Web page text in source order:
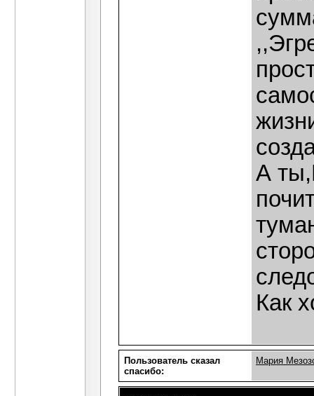
А
Как
Пользователь сказал
cпасибо:
Мария